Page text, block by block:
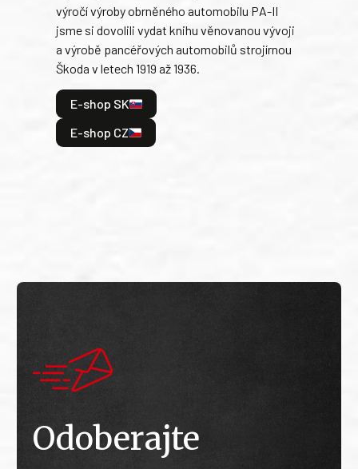
výročí výroby obrněného automobilu PA-II
jsme si dovolili vydat knihu věnovanou vývoji
a výrobě pancéřových automobilů strojírnou
Škoda v letech 1919 až 1936.
E-shop SK
E-shop CZ
Odoberajte